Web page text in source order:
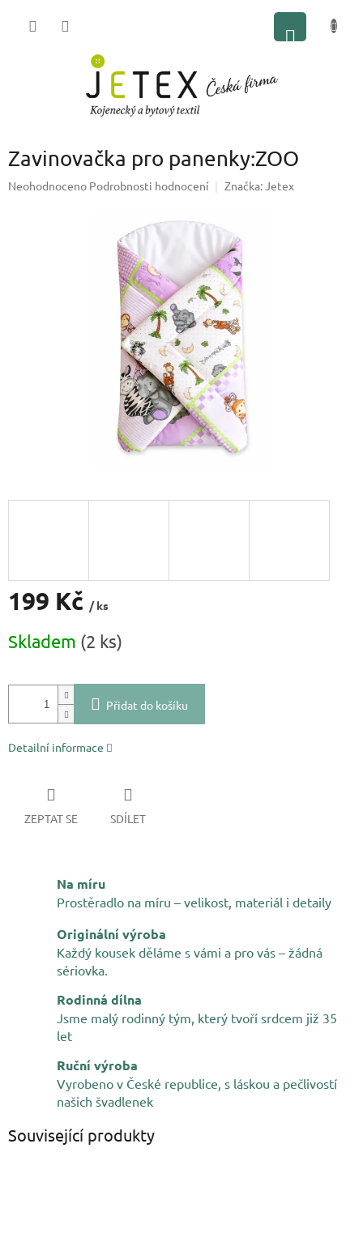
Zavinovačka pro panenky:ZOO
Průměrné
Neohodnoceno Podrobnosti hodnocení Značka:Jetex
199 Kč / ks
cena:
Skladem (2 ks)
Přidat do košíku
Detailní informace
ZEPTAT SE SDÍLET
Na míru
Prostěradlo na míru – velikost, materiál i detaily
Originální výroba
Každý kousek děláme s vámi a pro vás – žádná
sériovka.
Rodinná dílna
Jsme malý rodinný tým, který tvoří srdcem již 35
let
Ruční výroba
Vyrobeno v České republice, s láskou a pečlivostí
našich švadlenek
Související produkty